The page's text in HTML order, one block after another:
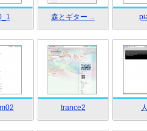
森とギター ...
trance2